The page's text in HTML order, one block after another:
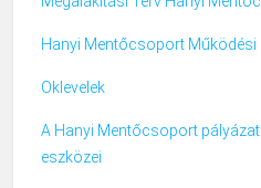
Hanyi Mentőcsoport Működési
Oklevelek
A Hanyi Mentőcsoport
eszközei